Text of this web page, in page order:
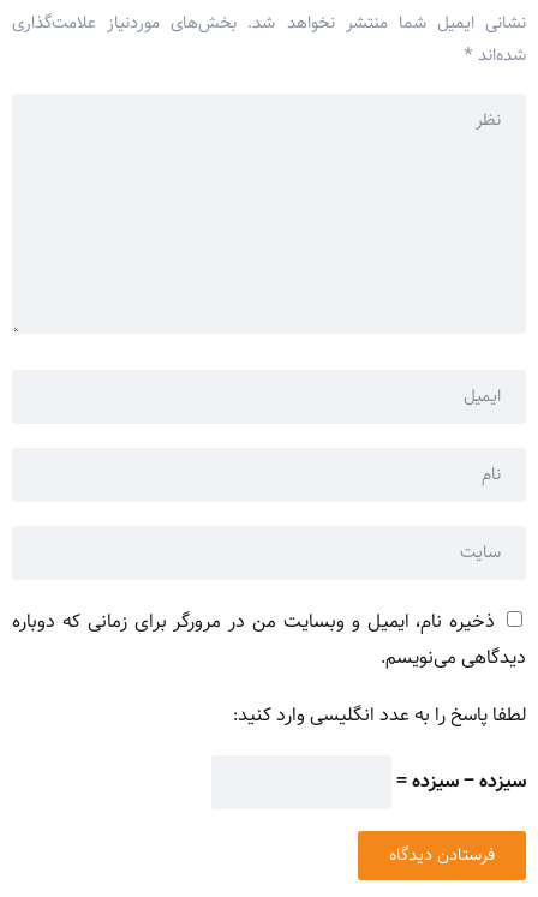
نشانی ایمیل شما منتشر نخواهد شد. بخش‌های موردنیاز علامت‌گذاری
شده‌اند *
ذخیره نام، ایمیل و وبسایت من در مرورگر برای زمانی که دوباره
دیدگاهی می‌نویسم.
لطفا پاسخ را به عدد انگلیسی وارد کنید:
سیزده − سیزده =